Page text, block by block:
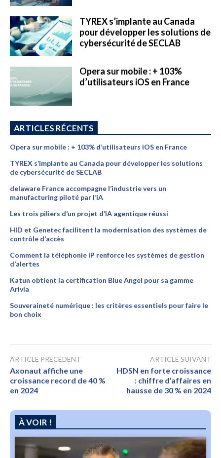
TYREX s’implante au Canada
pour développer les solutions de
cybersécurité de SECLAB
Opera sur mobile : + 103%
d’utilisateurs iOS en France
ARTICLES RÉCENTS
Opera sur mobile : + 103% d’utilisateurs iOS en France
TYREX s’implante au Canada pour développer les solutions
de cybersécurité de SECLAB
delaware France accompagne l’industrie vers un
manufacturing piloté par l’IA
Les trois piliers d’un projet d’IA agentique réussi
HID et Genetec facilitent la modernisation des systèmes de
contrôle d’accès
Comment la téléphonie IP renforce les systèmes de gestion
d’alertes
Katun obtient la certification Blue Angel pour sa gamme
Arivia
Souveraineté numérique : les critères essentiels pour faire le
bon choix
ARTICLE PRÉCÉDENT
Axonaut affiche une
croissance record de 40 %
en 2024
ARTICLE SUIVANT
HDSN en forte croissance
: chiffre d’affaires en
hausse de 30 % en 2024
À VOIR !